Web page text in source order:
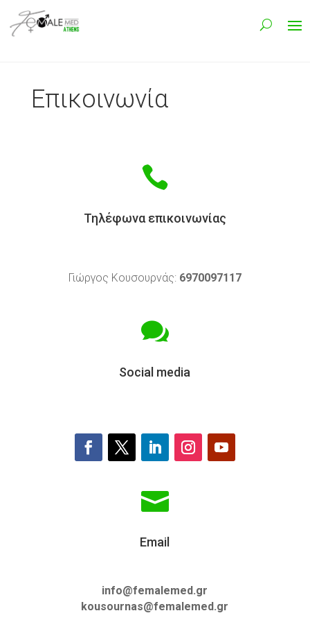
Επικοινωνία

Τηλέφωνα επικοινωνίας
Γιώργος Κουσουρνάς: 6970097117

Social media

Email
info@femalemed.gr
kousournas@femalemed.gr